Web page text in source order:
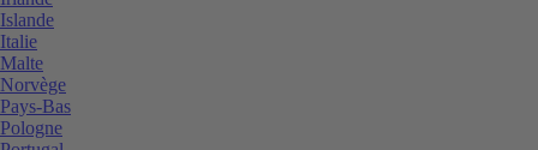
Islande
Italie
Malte
Norvège
Pays-Bas
Pologne